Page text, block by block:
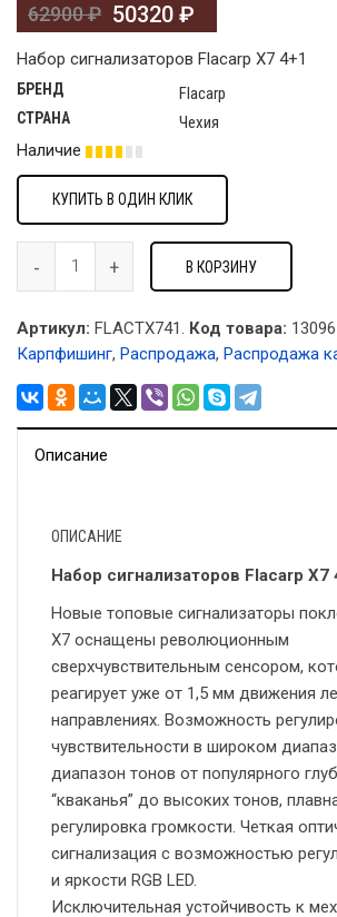
62900₽ 50320 ₽
Набор сигнализаторов Flacarp X7 4+1
БРЕНД Flacarp
СТРАНА
Чехия
Наличие
КУПИТЬ В ОДИН КЛИК
В КОРЗИНУ
Артикул: FLACTX741. Код товара:
Карпфишинг, Распродажа, Распродажа
Описание
ОПИСАНИЕ
Набор сигнализаторов Flacarp X7
Новые топовые сигнализаторы
X7 оснащены революционным
сверхчувствительным сенсором,
реагирует уже от 1,5 мм движения
направлениях. Возможность
чувствительности в широком
диапазон тонов от популярного
“кваканья” до высоких тонов,
регулировка громкости. Четкая
сигнализация с возможностью
и яркости RGB LED.
Исключительная устойчивость к